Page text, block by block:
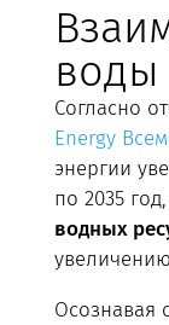
воды
Согласно
Energy
энергии
по 2035
водных
Осознавая